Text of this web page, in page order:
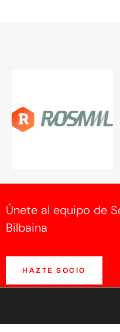
Únete al equipo de
Bilbaina
HAZTE SOCIO